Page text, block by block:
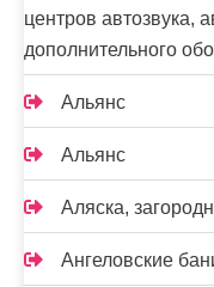
центров автозвука,
дополнительного
Альянс
Альянс
Аляска,
Ангеловские